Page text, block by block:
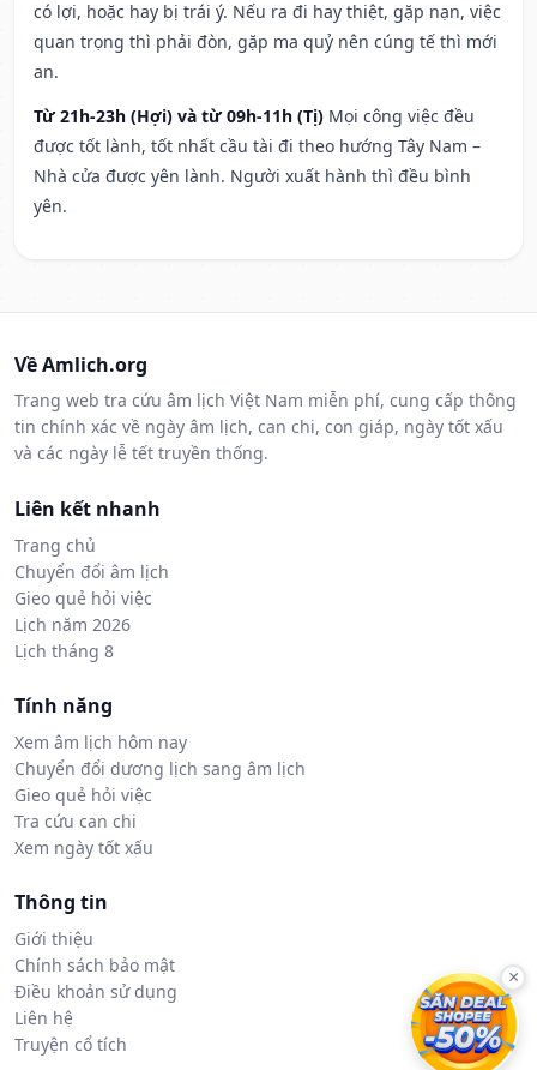
có lợi, hoặc hay bị trái ý. Nếu ra đi hay thiệt, gặp nạn, việc
quan trọng thì phải đòn, gặp ma quỷ nên cúng tế thì mới
an.
Từ 21h-23h (Hợi) và từ 09h-11h (Tị) Mọi công việc đều
được tốt lành, tốt nhất cầu tài đi theo hướng Tây Nam –
Nhà cửa được yên lành. Người xuất hành thì đều bình
yên.
Về Amlich.org
Trang web tra cứu âm lịch Việt Nam miễn phí, cung cấp thông
tin chính xác về ngày âm lịch, can chi, con giáp, ngày tốt xấu
và các ngày lễ tết truyền thống.
Liên kết nhanh
Trang chủ
Chuyển đổi âm lịch
Gieo quẻ hỏi việc
Lịch năm 2026
Lịch tháng 8
Tính năng
Xem âm lịch hôm nay
Chuyển đổi dương lịch sang âm lịch
Gieo quẻ hỏi việc
Tra cứu can chi
Xem ngày tốt xấu
Thông tin
Giới thiệu
Chính sách bảo mật
Điều khoản sử dụng
Liên hệ
Truyện cổ tích
×